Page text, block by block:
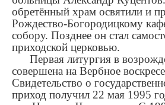
обретённый храм освятили и
Рождество-Богородицкому
собору. Позднее он стал
приходской церковью.
Первая литургия в
совершена на Вербное
Свидетельство о
приход получил 22 мая 1995